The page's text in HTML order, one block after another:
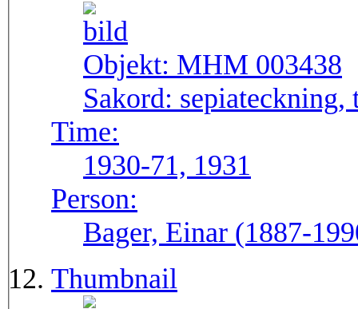
Objekt: MHM 003438
Sakord: sepiateckning,
Time:
1930-71, 1931
Person:
Bager, Einar (1887-
Thumbnail